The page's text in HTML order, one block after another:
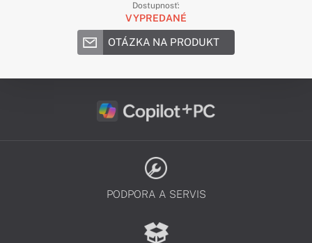
Dostupnosť:
VYPREDANÉ
OTÁZKA NA PRODUKT
PODPORA A SERVIS